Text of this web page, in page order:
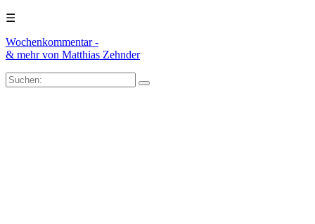
☰
Wochenkommentar -
& mehrvon Matthias Zehnder